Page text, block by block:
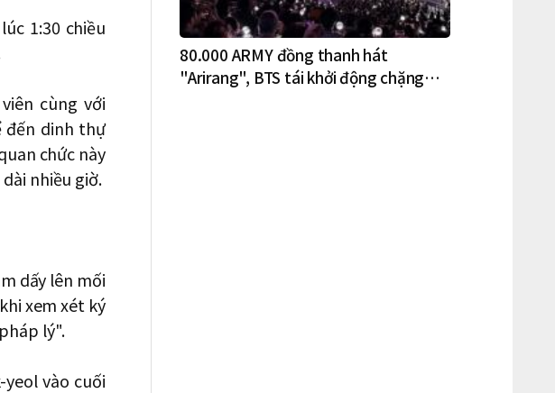
1:30 chiều
cùng với
đến dinh thự
chức này
nhiều giờ.
dấy lên mối
xem xét ký
lý".
vào cuối
80.000 ARMY đồng thanh hát
"Arirang", BTS tái khởi động chặng